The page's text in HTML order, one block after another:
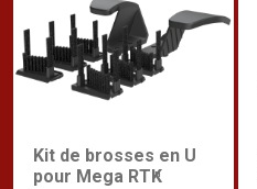
Kit de brosses en U
pour Mega RTK
n